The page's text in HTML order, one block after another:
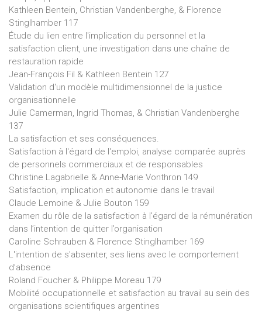
Kathleen Bentein, Christian Vandenberghe, & Florence
Stinglhamber 117
Étude du lien entre l'implication du personnel et la
satisfaction client, une investigation dans une chaîne de
restauration rapide
Jean-François Fil & Kathleen Bentein 127
Validation d'un modèle multidimensionnel de la justice
organisationnelle
Julie Camerman, Ingrid Thomas, & Christian Vandenberghe
137
La satisfaction et ses conséquences.
Satisfaction à l'égard de l'emploi, analyse comparée auprès
de personnels commerciaux et de responsables
Christine Lagabrielle & Anne-Marie Vonthron 149
Satisfaction, implication et autonomie dans le travail
Claude Lemoine & Julie Bouton 159
Examen du rôle de la satisfaction à l’égard de la rémunération
dans l’intention de quitter l’organisation
Caroline Schrauben & Florence Stinglhamber 169
L'intention de s'absenter, ses liens avec le comportement
d’absence
Roland Foucher & Philippe Moreau 179
Mobilité occupationnelle et satisfaction au travail au sein des
organisations scientifiques argentines